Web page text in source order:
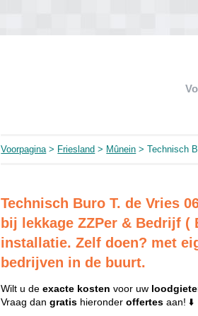
Voorpagina> Friesland > Mûnein > Technisch
Technisch Buro T. de Vries
bij lekkage ZZPer & Bedrijf
installatie. Zelf doen? met
bedrijven in de buurt.
Wilt u deexacte kosten voor uw
Vraag dangratis hieronderoffertes aan! ⬇️